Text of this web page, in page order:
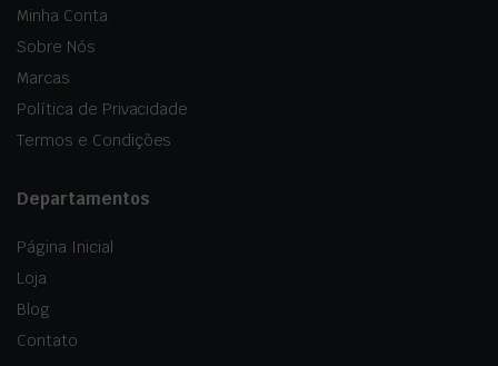
Minha Conta
Sobre Nós
Marcas
Política de Privacidade
Termos e Condições
Departamentos
Página Inicial
Loja
Blog
Contato